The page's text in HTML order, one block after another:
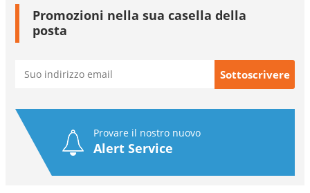
Promozioni nella sua casella della
posta
Provare il nostro nuovo
Alert Service